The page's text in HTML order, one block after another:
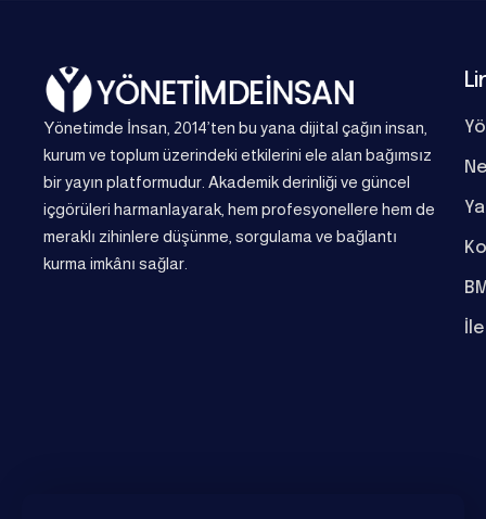
Yönetimde İnsan, 2014’ten bu yana dijital çağın insan,
kurum ve toplum üzerindeki etkilerini ele alan bağımsız
bir yayın platformudur. Akademik derinliği ve güncel
içgörüleri harmanlayarak, hem profesyonellere hem de
meraklı zihinlere düşünme, sorgulama ve bağlantı
kurma imkânı sağlar.